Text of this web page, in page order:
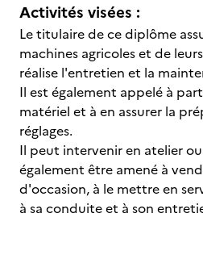
Activités visées :
Le titulaire de ce diplôme
machines agricoles et de
réalise l'entretien et la
Il est également appelé à
matériel et à en assurer la
réglages.
Il peut intervenir en atelier
également être amené à
d'occasion, à le mettre en
à sa conduite et à son